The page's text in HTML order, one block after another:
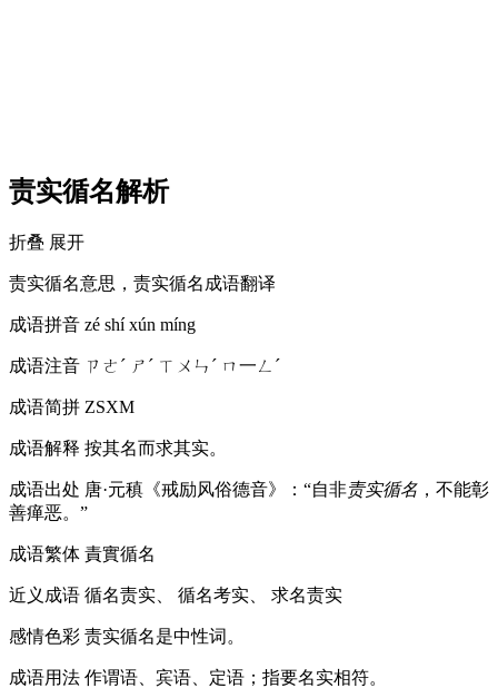
责实循名解析
折叠 展开
责实循名意思，责实循名成语翻译
成语拼音 zé shí xún míng
成语注音 ㄗㄜˊ ㄕˊ ㄒㄨㄣˊ ㄇ一ㄥˊ
成语简拼 ZSXM
成语解释 按其名而求其实。
成语出处 唐·元稹《戒励风俗德音》：“自非责实循名 ，不能彰
善瘅恶。”
成语繁体 責實循名
近义成语 循名责实、 循名考实、 求名责实
感情色彩 责实循名是中性词。
成语用法 作谓语、宾语、定语；指要名实相符。